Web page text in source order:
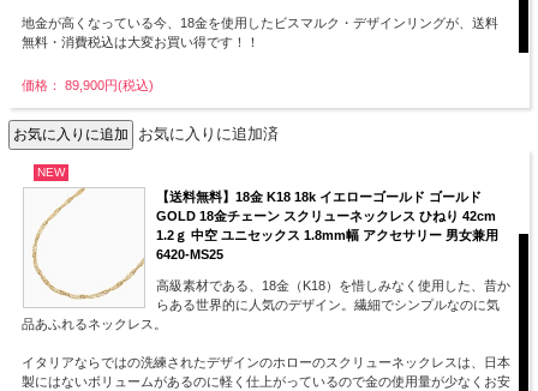
地金が高くなっている今、18金を使用したビスマルク・デザインリングが、送料
無料・消費税込は大変お買い得です！！
価格： 89,900円(税込)
お気に入りに追加済
NEW
【送料無料】18金 K18 18k イエローゴールド ゴールド
GOLD 18金チェーン スクリューネックレス ひねり 42cm
1.2ｇ 中空 ユニセックス 1.8mm幅 アクセサリー 男女兼用
6420-MS25
高級素材である、18金（K18）を惜しみなく使用した、昔か
らある世界的に人気のデザイン。繊細でシンプルなのに気
品あふれるネックレス。
イタリアならではの洗練されたデザインのホローのスクリューネックレスは、日本
製にはないボリュームがあるのに軽く仕上がっているので金の使用量が少なくお安